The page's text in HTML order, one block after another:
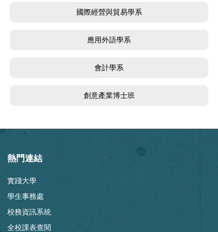
國際經營與貿易學系
應用外語學系
會計學系
創意產業博士班
熱門連結
實踐大學
學生事務處
校務資訊系統
全校課表查閱